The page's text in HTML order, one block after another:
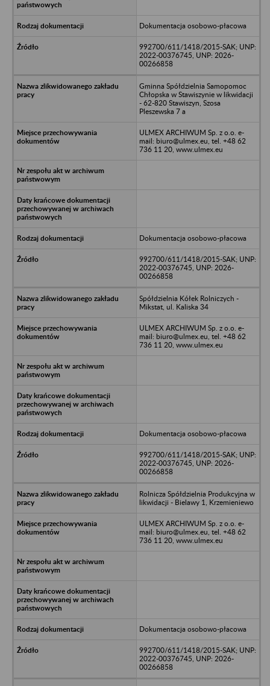
Dokumentacja osobowo-płacowa
992700/611/1418/2015-SAK; UNP:
2022-00376745, UNP: 2026-
00266858
Gminna Spółdzielnia Samopomoc
Chłopska w Stawiszynie w likwidacji
- 62-820 Stawiszyn, Szosa
Pleszewska 7 a
ULMEX ARCHIWUM Sp. z o.o. e-
mail: biuro@ulmex.eu, tel. +48 62
736 11 20, www.ulmex.eu
Dokumentacja osobowo-płacowa
992700/611/1418/2015-SAK; UNP:
2022-00376745, UNP: 2026-
00266858
Spółdzielnia Kółek Rolniczych -
Mikstat, ul. Kaliska 34
ULMEX ARCHIWUM Sp. z o.o. e-
mail: biuro@ulmex.eu, tel. +48 62
736 11 20, www.ulmex.eu
Dokumentacja osobowo-płacowa
992700/611/1418/2015-SAK; UNP:
2022-00376745, UNP: 2026-
00266858
Rolnicza Spółdzielnia Produkcyjna w
likwidacji - Bielawy 1, Krzemieniewo
ULMEX ARCHIWUM Sp. z o.o. e-
mail: biuro@ulmex.eu, tel. +48 62
736 11 20, www.ulmex.eu
Dokumentacja osobowo-płacowa
992700/611/1418/2015-SAK; UNP:
2022-00376745, UNP: 2026-
00266858